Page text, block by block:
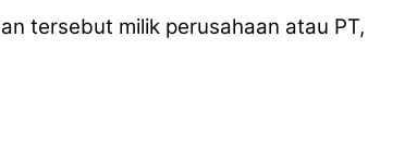
tersebut milik perusahaan atau PT,